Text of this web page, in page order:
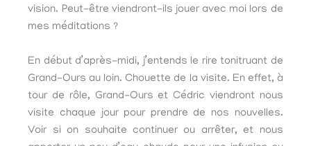
vision. Peut-être viendront-ils jouer avec moi lors de
mes méditations ?
En début d’après-midi, j’entends le rire tonitruant de
Grand-Ours au loin. Chouette de la visite. En effet, à
tour de rôle, Grand-Ours et Cédric viendront nous
visite chaque jour pour prendre de nos nouvelles.
Voir si on souhaite continuer ou arrêter, et nous